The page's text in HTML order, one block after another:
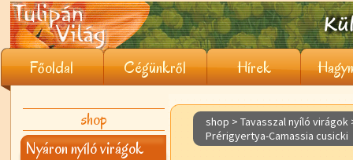
Főoldal Cégünkről Hírek
shop
Nyáron nyíló virágok
shop > Tavasszal nyíló virágok
Prérigyertya-Camassia cusicki